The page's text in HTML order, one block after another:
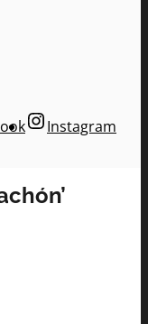
Instagram